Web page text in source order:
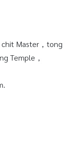
Master，tong
Temple，